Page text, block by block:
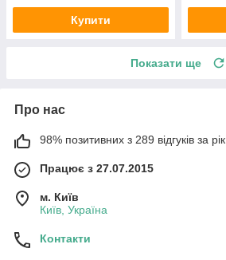
Купити
Показати ще
Про нас
98% позитивних з 289 відгуків за рік
Працює з 27.07.2015
м. Київ
Київ, Україна
Контакти